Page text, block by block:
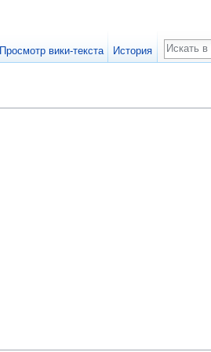
Просмотр вики-текста История
Поиск